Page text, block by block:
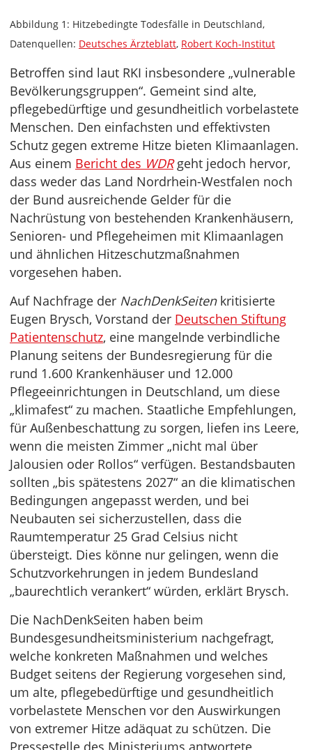
Abbildung 1: Hitzebedingte Todesfälle in Deutschland,
Datenquellen: Deutsches Ärzteblatt, Robert Koch-Institut
Betroffen sind laut RKI insbesondere „vulnerable
Bevölkerungsgruppen“. Gemeint sind alte,
pflegebedürftige und gesundheitlich vorbelastete
Menschen. Den einfachsten und effektivsten
Schutz gegen extreme Hitze bieten Klimaanlagen.
Aus einem Bericht des WDRgeht jedoch hervor,
dass weder das Land Nordrhein-Westfalen noch
der Bund ausreichende Gelder für die
Nachrüstung von bestehenden Krankenhäusern,
Senioren- und Pflegeheimen mit Klimaanlagen
und ähnlichen Hitzeschutzmaßnahmen
vorgesehen haben.
Auf Nachfrage der NachDenkSeitenkritisierte
Eugen Brysch, Vorstand der Deutschen Stiftung
Patientenschutz, eine mangelnde verbindliche
Planung seitens der Bundesregierung für die
rund 1.600 Krankenhäuser und 12.000
Pflegeeinrichtungen in Deutschland, um diese
„klimafest“ zu machen. Staatliche Empfehlungen,
für Außenbeschattung zu sorgen, liefen ins Leere,
wenn die meisten Zimmer „nicht mal über
Jalousien oder Rollos“ verfügen. Bestandsbauten
sollten „bis spätestens 2027“ an die klimatischen
Bedingungen angepasst werden, und bei
Neubauten sei sicherzustellen, dass die
Raumtemperatur 25 Grad Celsius nicht
übersteigt. Dies könne nur gelingen, wenn die
Schutzvorkehrungen in jedem Bundesland
„baurechtlich verankert“ würden, erklärt Brysch.
Die NachDenkSeiten haben beim
Bundesgesundheitsministerium nachgefragt,
welche konkreten Maßnahmen und welches
Budget seitens der Regierung vorgesehen sind,
um alte, pflegebedürftige und gesundheitlich
vorbelastete Menschen vor den Auswirkungen
von extremer Hitze adäquat zu schützen. Die
Pressestelle des Ministeriums antwortete